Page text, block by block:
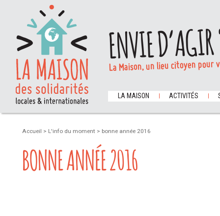
ENVIE
La Maison, un lieu citoyen
LA MAISON ACTIVITÉS
Accueil > L'info du moment > bonne année 2016
BONNE ANNÉE 2016